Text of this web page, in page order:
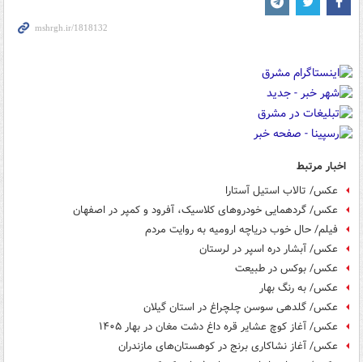
اخبار مرتبط
عکس/ تالاب استیل آستارا
عکس/ گردهمایی خودروهای کلاسیک، آفرود و کمپر در اصفهان
فیلم/ حال خوب دریاچه ارومیه به روایت مردم
عکس/ آبشار دره اسپر در لرستان
عکس/ بوکس در طبیعت
عکس/ به رنگ بهار
عکس/ گلدهی سوسن چلچراغ در استان گیلان
عکس/ آغاز کوچ عشایر قره داغ دشت مغان در بهار ۱۴۰۵
عکس/ آغاز نشاکاری برنج در کوهستان‌های مازندران